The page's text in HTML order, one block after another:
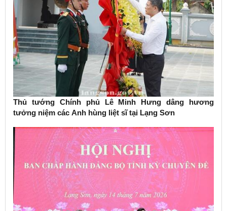
Thủ tướng Chính phủ Lê Minh Hưng dâng hương
tưởng niệm các Anh hùng liệt sĩ tại Lạng Sơn